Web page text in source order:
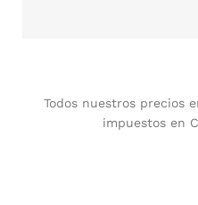
Todos nuestros precios
impuestos en